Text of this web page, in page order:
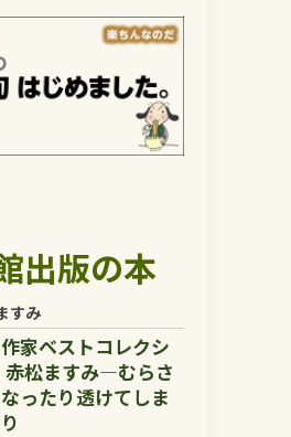
出版の本
すみ
家ベストコレクシ
赤松ますみ―むらさ
ったり透けてしま